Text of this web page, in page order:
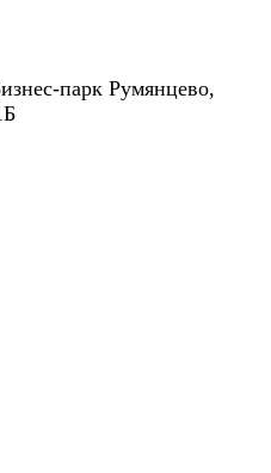
парк Румянцево,